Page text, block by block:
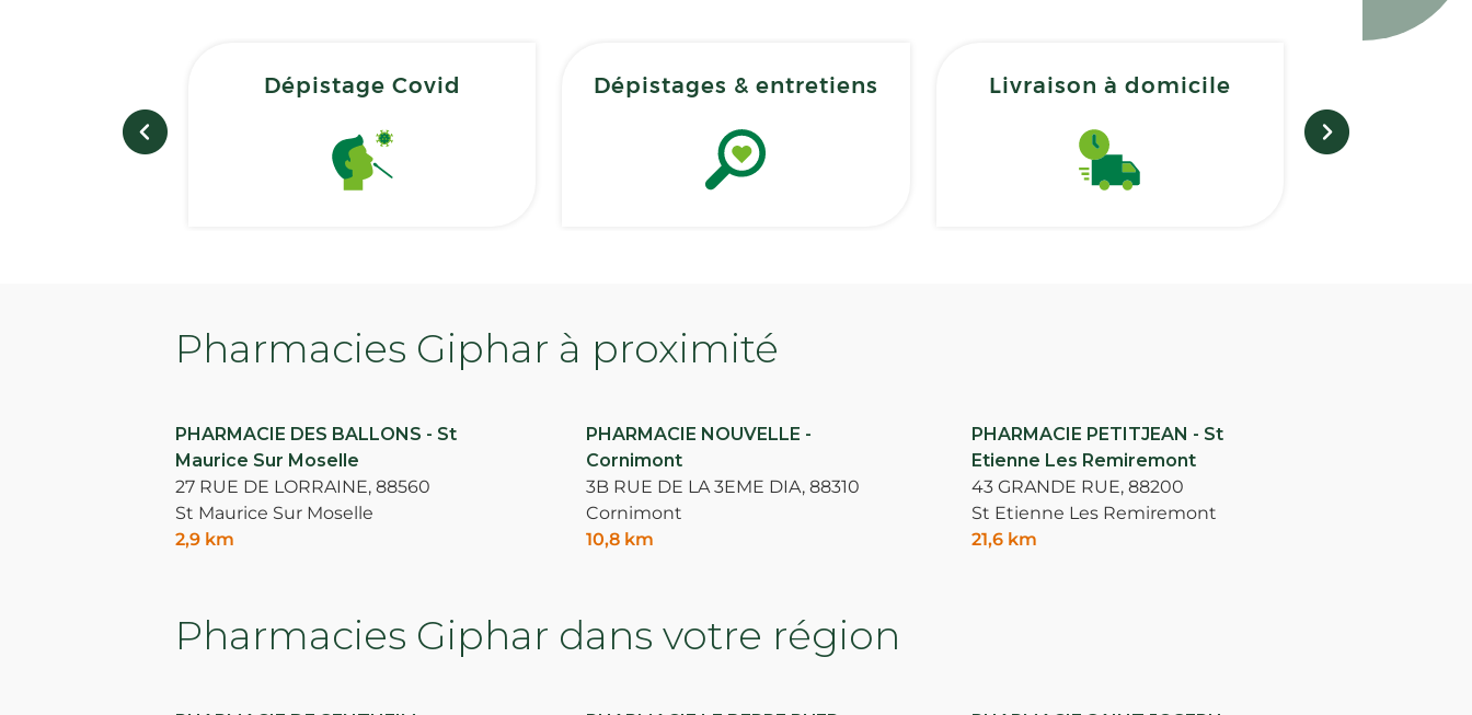
Dépistage Covid Dépistages & entretiens Livraison à domicile
Pharmacies Giphar à proximité
PHARMACIE DES BALLONS - St
Maurice Sur Moselle
27 RUE DE LORRAINE, 88560
St Maurice Sur Moselle
2,9 km
PHARMACIE NOUVELLE -
Cornimont
3B RUE DE LA 3EME DIA, 88310
Cornimont
10,8 km
PHARMACIE PETITJEAN - St
Etienne Les Remiremont
43 GRANDE RUE, 88200
St Etienne Les Remiremont
21,6 km
Pharmacies Giphar dans votre région